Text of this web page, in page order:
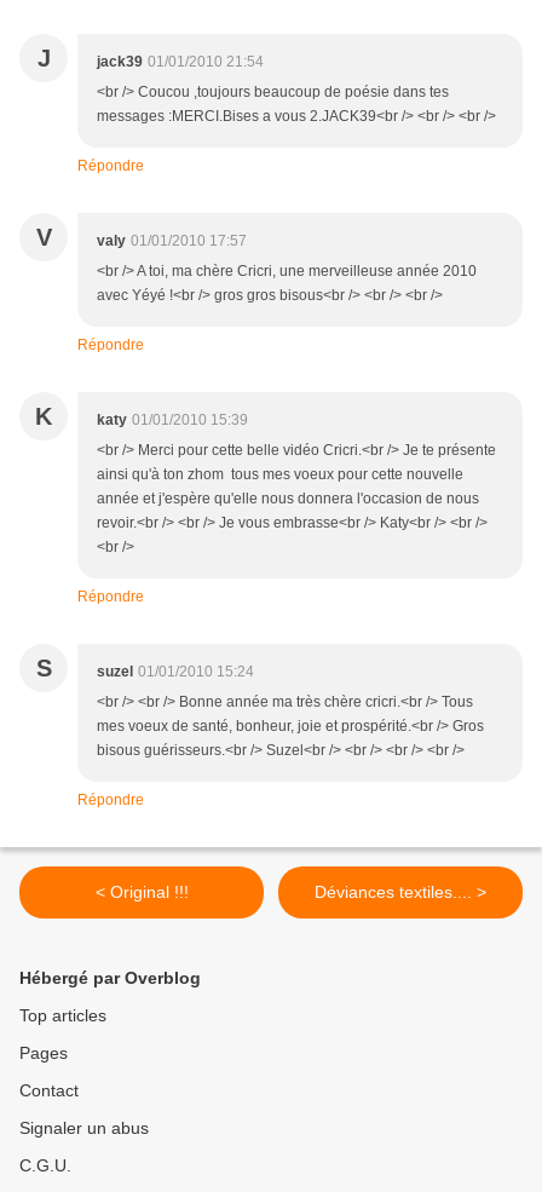
J jack39 01/01/2010 21:54
<br /> Coucou ,toujours beaucoup de poésie dans tes
messages :MERCI.Bises a vous 2.JACK39<br /> <br /> <br />
Répondre
V valy 01/01/2010 17:57
<br /> A toi, ma chère Cricri, une merveilleuse année 2010
avec Yéyé !<br /> gros gros bisous<br /> <br /> <br />
Répondre
K katy 01/01/2010 15:39
<br /> Merci pour cette belle vidéo Cricri.<br /> Je te présente
ainsi qu'à ton zhom tous mes voeux pour cette nouvelle
année et j'espère qu'elle nous donnera l'occasion de nous
revoir.<br /> <br /> Je vous embrasse<br /> Katy<br /> <br />
<br />
Répondre
S suzel 01/01/2010 15:24
<br /> <br /> Bonne année ma très chère cricri.<br /> Tous
mes voeux de santé, bonheur, joie et prospérité.<br /> Gros
bisous guérisseurs.<br /> Suzel<br /> <br /> <br /> <br />
Répondre
< Original !!! Déviances textiles.... >
Hébergé par Overblog
Top articles
Pages
Contact
Signaler un abus
C.G.U.